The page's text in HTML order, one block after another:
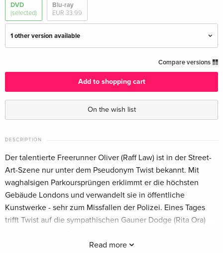
DVD
(selected)
Blu-ray
EUR 33.99
1 other version available
EUR 25.49
Standard edition — (selected)
EUR 18.99
Compare versions
Add to shopping cart
On the wish list
DESCRIPTION
Read more
Der talentierte Freerunner Oliver (Raff Law) ist in der Street-
Art-Szene nur unter dem Pseudonym Twist bekannt. Mit
waghalsigen Parkoursprüngen erklimmt er die höchsten
Gebäude Londons und verwandelt sie in öffentliche
Kunstwerke - sehr zum Missfallen der Polizei. Eines Tages
trifft Twist auf die sympathischen Gauner Dodge (Rita Ora)
schwer beeindruckt sind. Sie machen ihn mit dem